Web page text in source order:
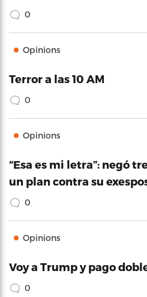
0
Opinions
Terror a las 10 AM
0
Opinions
“Esa es mi letra”: negó
un plan contra su
0
Opinions
Voy a Trump y pago
0